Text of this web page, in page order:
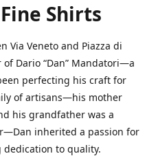
Shirts
Via Veneto and Piazza di
Dario “Dan” Mandatori—a
perfecting his craft for
of artisans—his mother
his grandfather was a
inherited a passion for
to quality.